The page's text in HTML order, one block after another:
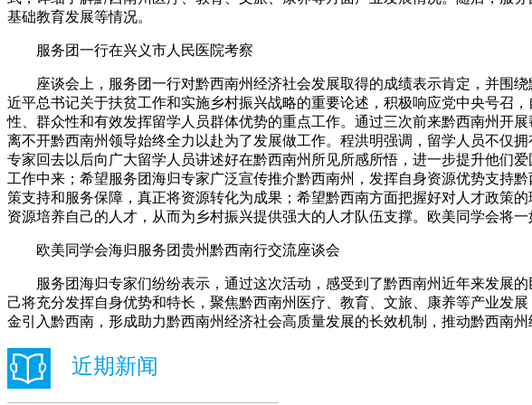
基础教育发展等情况。
服务团一行在兴义市人民医院考察
座谈会上，服务团一行对黔西南州经济社会发展取得的成绩表示肯定，并围绕
近平总书记关于扶贫工作和实施乡村振兴战略的重要论述，积极响应党中央号召
性、群众性和有效发挥留学人员群体优势的重点工作。通过三次前来黔西南州开
离不开黔西南州领导始终全力以赴为了发展做工作。程洪明强调，留学人员不仅
专家回去以后向广大留学人员讲述好在黔西南州所见所感所悟，进一步提升他们
工作中来；希望服务团海归专家广泛宣传推介黔西南州，发挥自身资源优势支持
策支持和服务保障，真正将资源转化为成果；希望黔西南方面把握好对人才政策
资源培养自己的人才，从而为乡村振兴提供强大的人才队伍支撑。欧美同学会将
欧美同学会海归服务团贵州黔西南行交流座谈会
服务团海归专家们纷纷表示，通过这次活动，感受到了黔西南州近年来发展的
己将充分发挥自身优势和特长，聚焦黔西南州医疗、教育、文旅、康养等产业发
金引入黔西南，形成助力黔西南州经济社会高质量发展的长效机制，推动黔西南